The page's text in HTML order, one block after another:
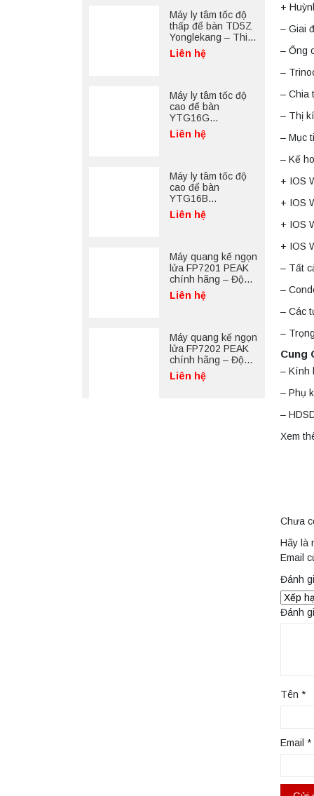
+
– Giai
– Ống
–
– Chia
– Thị
– Mục
– Kế
+ IOS
+ IOS
+ IOS
+ IOS
– Tất
–
– Các
–
Cung
– Kính
– Phụ
–
Xem
Chưa
Hãy là
Email
Đánh
Đánh
Tên*
Email*
Máy ly tâm tốc độ
thấp để bàn TD5Z
Yonglekang – Thiết
bị ly tâm phòng thí
nghiệm
Liên hệ
Máy ly tâm tốc độ
cao để bàn
YTG16G
Yonglekang – Thiết
bị ly tâm phòng thí
Liên hệ
Máy ly tâm tốc độ
cao để bàn
YTG16B
Yonglekang – Thiết
bị ly tâm phòng thí
Liên hệ
Máy quang kế ngọn
lửa FP7201 PEAK
chính hãng – Độ
chính xác cao, vận
hành ổn định
Liên hệ
Máy quang kế ngọn
lửa FP7202 PEAK
chính hãng – Độ
chính xác cao, vận
hành ổn định
Liên hệ